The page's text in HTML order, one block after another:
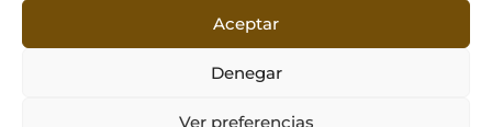
Aceptar
Denegar
Ver preferencias